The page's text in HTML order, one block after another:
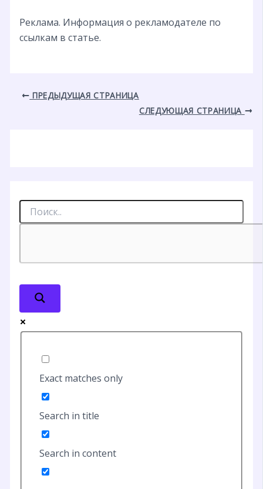
Реклама. Информация о рекламодателе по
ссылкам в статье.
ПРЕДЫДУЩАЯ СТРАНИЦА
СЛЕДУЮЩАЯ СТРАНИЦА
Exact matches only
Search in title
Search in content